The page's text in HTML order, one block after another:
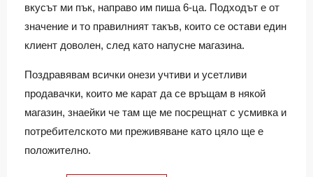
вкусът ми пък, направо им пиша 6-ца. Подходът е от
значение и то правилният такъв, които се остави един
клиент доволен, след като напусне магазина.
Поздравявам всички онези учтиви и усетливи
продавачки, които ме карат да се връщам в някой
магазин, знаейки че там ще ме посрещнат с усмивка и
потребителското ми преживяване като цяло ще е
положително.